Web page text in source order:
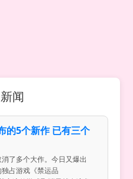
闻
的5个新作 已有三个
了多个大作。今日又爆出
独占游戏《禁运品